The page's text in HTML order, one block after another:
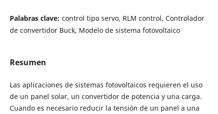
Palabras clave: control tipo servo, RLM control, Controlador
de convertidor Buck, Modelo de sistema fotovoltaico
Resumen
Las aplicaciones de sistemas fotovoltaicos requieren el uso
de un panel solar, un convertidor de potencia y una carga.
Cuando es necesario reducir la tensión de un panel a una